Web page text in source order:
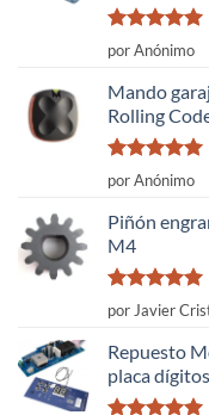
Valorado
con
por Anónimo
Mando
Rolling
Valorado
con
por Anónimo
Piñón
M4
Valorado
con
por Javier
Repuesto
placa dígitos